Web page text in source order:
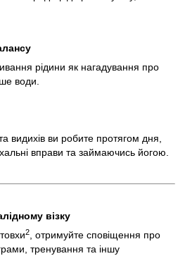
рідини як нагадування про
води.
видихів ви робите протягом дня,
вправи та займаючись йогою.
візку
2
, отримуйте сповіщення про
тренування та іншу